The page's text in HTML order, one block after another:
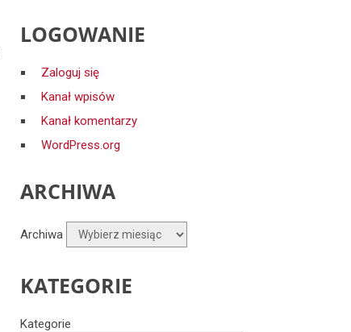
LOGOWANIE
Zaloguj się
Kanał wpisów
Kanał komentarzy
WordPress.org
ARCHIWA
Archiwa
KATEGORIE
Kategorie